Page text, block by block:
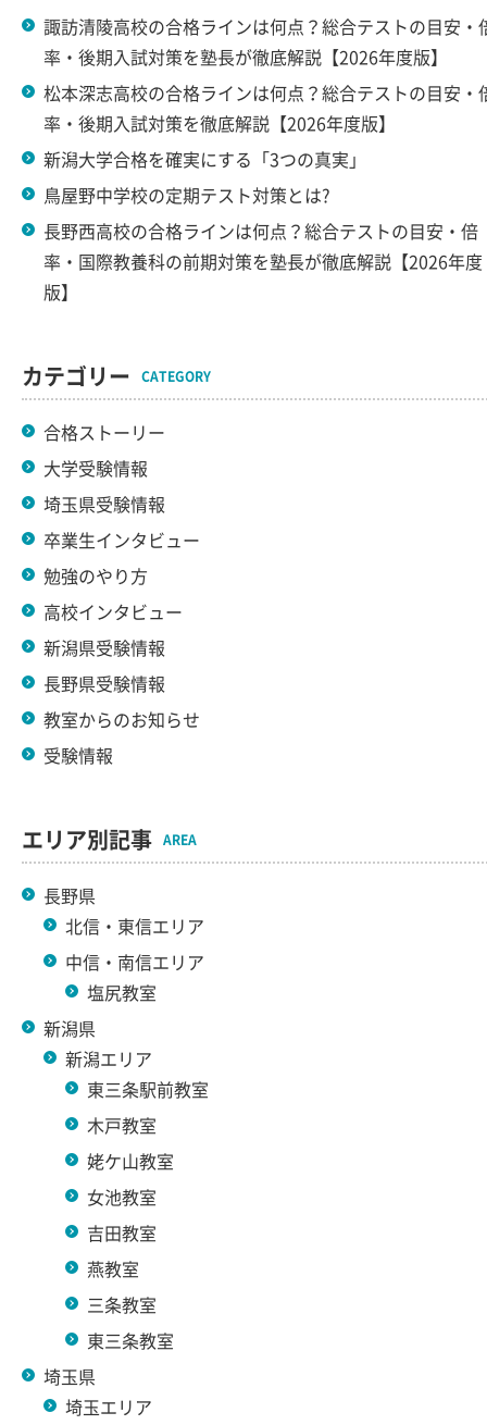
諏訪清陵高校の合格ラインは何点？総合テストの目安・
率・後期入試対策を塾長が徹底解説【2026年度版】
松本深志高校の合格ラインは何点？総合テストの目安・
率・後期入試対策を徹底解説【2026年度版】
新潟大学合格を確実にする「3つの真実」
鳥屋野中学校の定期テスト対策とは?
長野西高校の合格ラインは何点？総合テストの目安・倍
率・国際教養科の前期対策を塾長が徹底解説【2026年度
版】
カテゴリー CATEGORY
合格ストーリー
大学受験情報
埼玉県受験情報
卒業生インタビュー
勉強のやり方
高校インタビュー
新潟県受験情報
長野県受験情報
教室からのお知らせ
受験情報
エリア別記事 AREA
長野県
北信・東信エリア
中信・南信エリア
塩尻教室
新潟県
新潟エリア
東三条駅前教室
木戸教室
姥ケ山教室
女池教室
吉田教室
燕教室
三条教室
東三条教室
埼玉県
埼玉エリア